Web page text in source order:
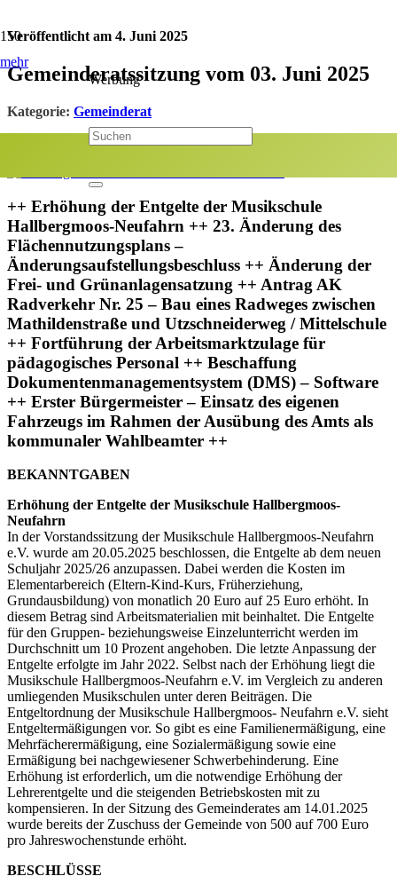
mehr
Werbung
Veröffentlicht am 4. Juni 2025
Gemeinderatssitzung vom 03. Juni 2025
Kategorie: Gemeinderat
++ Erhöhung der Entgelte der Musikschule
Hallbergmoos-Neufahrn ++ 23. Änderung des
Flächennutzungsplans –
Änderungsaufstellungsbeschluss ++ Änderung der
Frei- und Grünanlagensatzung ++ Antrag AK
Radverkehr Nr. 25 – Bau eines Radweges zwischen
Mathildenstraße und Utzschneiderweg / Mittelschule
++ Fortführung der Arbeitsmarktzulage für
pädagogisches Personal ++ Beschaffung
Dokumentenmanagementsystem (DMS) – Software
++ Erster Bürgermeister – Einsatz des eigenen
Fahrzeugs im Rahmen der Ausübung des Amts als
kommunaler Wahlbeamter ++
BEKANNTGABEN
Erhöhung der Entgelte der Musikschule Hallbergmoos-
Neufahrn
In der Vorstandssitzung der Musikschule Hallbergmoos-Neufahrn
e.V. wurde am 20.05.2025 beschlossen, die Entgelte ab dem neuen
Schuljahr 2025/26 anzupassen. Dabei werden die Kosten im
Elementarbereich (Eltern-Kind-Kurs, Früherziehung,
Grundausbildung) von monatlich 20 Euro auf 25 Euro erhöht. In
diesem Betrag sind Arbeitsmaterialien mit beinhaltet. Die Entgelte
für den Gruppen- beziehungsweise Einzelunterricht werden im
Durchschnitt um 10 Prozent angehoben. Die letzte Anpassung der
Entgelte erfolgte im Jahr 2022. Selbst nach der Erhöhung liegt die
Musikschule Hallbergmoos-Neufahrn e.V. im Vergleich zu anderen
umliegenden Musikschulen unter deren Beiträgen. Die
Entgeltordnung der Musikschule Hallbergmoos- Neufahrn e.V. sieht
Entgeltermäßigungen vor. So gibt es eine Familienermäßigung, eine
Mehrfächerermäßigung, eine Sozialermäßigung sowie eine
Ermäßigung bei nachgewiesener Schwerbehinderung. Eine
Erhöhung ist erforderlich, um die notwendige Erhöhung der
Lehrerentgelte und die steigenden Betriebskosten mit zu
kompensieren. In der Sitzung des Gemeinderates am 14.01.2025
wurde bereits der Zuschuss der Gemeinde von 500 auf 700 Euro
pro Jahreswochenstunde erhöht.
BESCHLÜSSE